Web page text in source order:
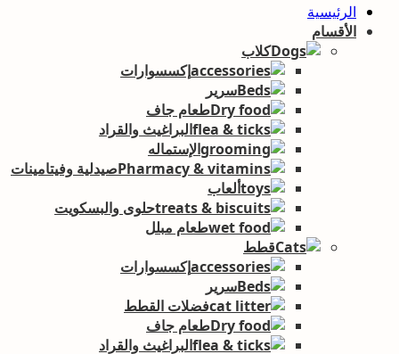
الرئيسية
الأقسام
كلاب
إكسسوارات
سرير
طعام جاف
البراغيث والقراد
الإستماله
صيدلية وفيتامينات
ألعاب
حلوى والبسكويت
طعام مبلل
قطط
إكسسوارات
سرير
فضلات القطط
طعام جاف
البراغيث والقراد